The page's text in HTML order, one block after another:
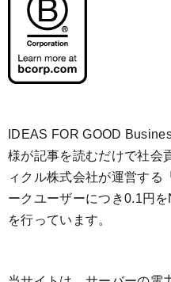
IDEAS FOR GOOD
様が記事を読むだけで社会
ィクル株式会社が運営する「
ークユーザーにつき0.1円
を行っています。